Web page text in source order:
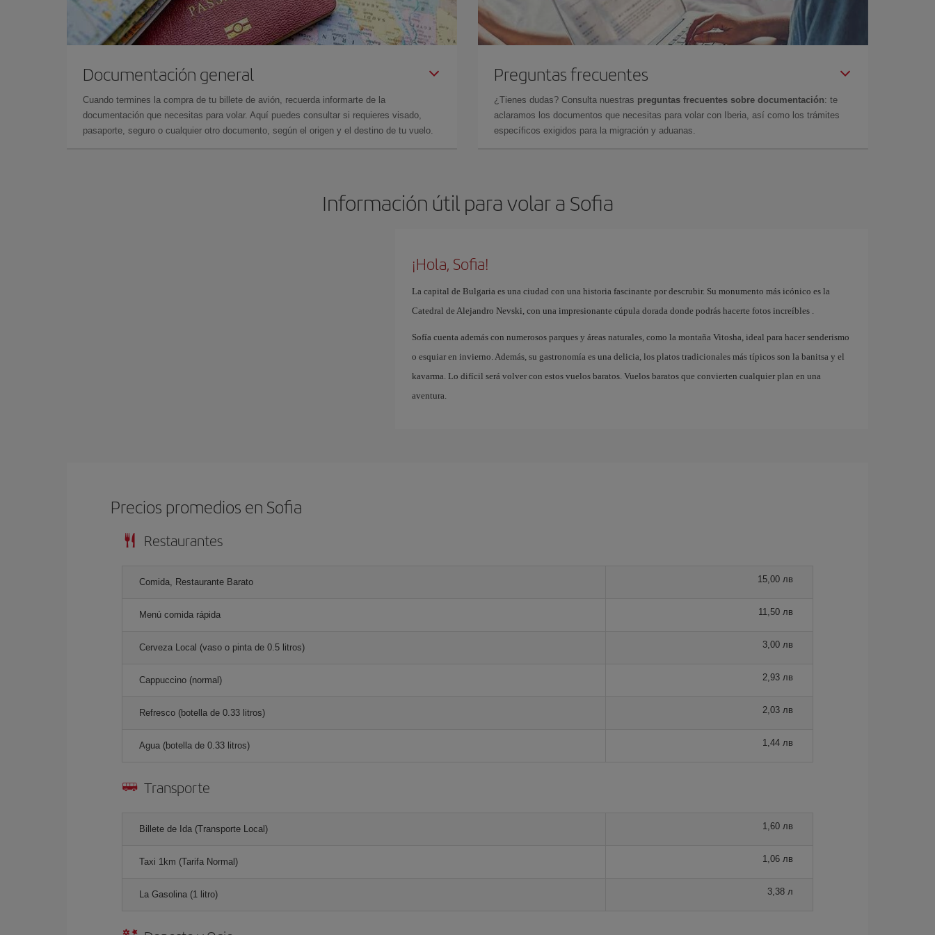
Documentación general
Cuando termines la compra de tu billete de avión, recuerda informarte de la
documentación que necesitas para volar. Aquí puedes consultar si requieres visado,
pasaporte, seguro o cualquier otro documento, según el origen y el destino de tu vuelo.
Preguntas frecuentes
¿Tienes dudas? Consulta nuestras preguntas frecuentes sobre documentación: te
aclaramos los documentos que necesitas para volar con Iberia, así como los trámites
específicos exigidos para la migración y aduanas.
Información útil para volar a Sofia
¡Hola, Sofia!
La capital de Bulgaria es una ciudad con una historia fascinante por descrubir. Su monumento más icónico es la
Catedral de Alejandro Nevski, con una impresionante cúpula dorada donde podrás hacerte fotos increíbles .
Sofía cuenta además con numerosos parques y áreas naturales, como la montaña Vitosha, ideal para hacer senderismo
o esquiar en invierno. Además, su gastronomía es una delicia, los platos tradicionales más típicos son la banitsa y el
kavarma. Lo difícil será volver con estos vuelos baratos. Vuelos baratos que convierten cualquier plan en una
aventura.
Precios promedios en Sofia
Restaurantes
Comida, Restaurante Barato 15,00 лв
Menú comida rápida 11,50 лв
Cerveza Local (vaso o pinta de 0.5 litros) 3,00 лв
Cappuccino (normal) 2,93 лв
Refresco (botella de 0.33 litros) 2,03 лв
Agua (botella de 0.33 litros) 1,44 лв
Transporte
Billete de Ida (Transporte Local) 1,60 лв
Taxi 1km (Tarifa Normal) 1,06 лв
La Gasolina (1 litro) 3,38 л